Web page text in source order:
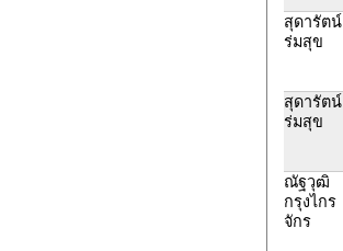
สุดารัตน์
ร่มสุข
สุดารัตน์
ร่มสุข
ณัฐวุฒิ
กรุงไกร
จักร